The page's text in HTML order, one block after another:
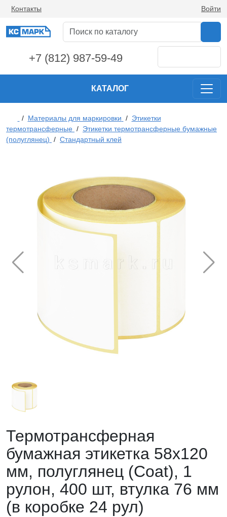
Контакты Войти
+7 (812) 987-59-49
КАТАЛОГ
/ Материалы для маркировки / Этикетки
термотрансферные / Этикетки термотрансферные бумажные
(полуглянец) / Стандартный клей
Термотрансферная
бумажная этикетка 58х120
мм, полуглянец (Coat), 1
рулон, 400 шт, втулка 76 мм
(в коробке 24 рул)